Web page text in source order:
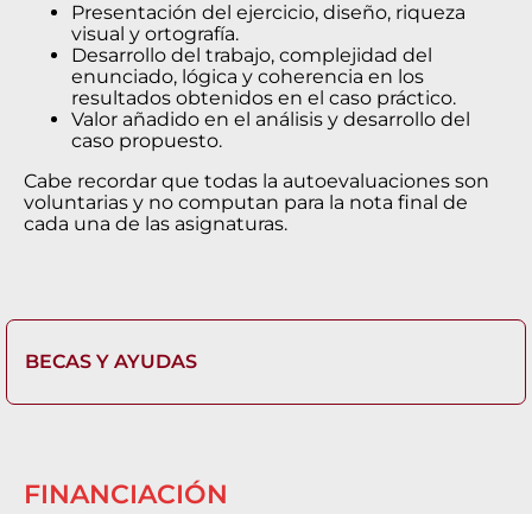
Presentación del ejercicio, diseño, riqueza
visual y ortografía.
Desarrollo del trabajo, complejidad del
enunciado, lógica y coherencia en los
resultados obtenidos en el caso práctico.
Valor añadido en el análisis y desarrollo del
caso propuesto.
Cabe recordar que todas la autoevaluaciones son
voluntarias y no computan para la nota final de
cada una de las asignaturas.
BECAS Y AYUDAS
FINANCIACIÓN